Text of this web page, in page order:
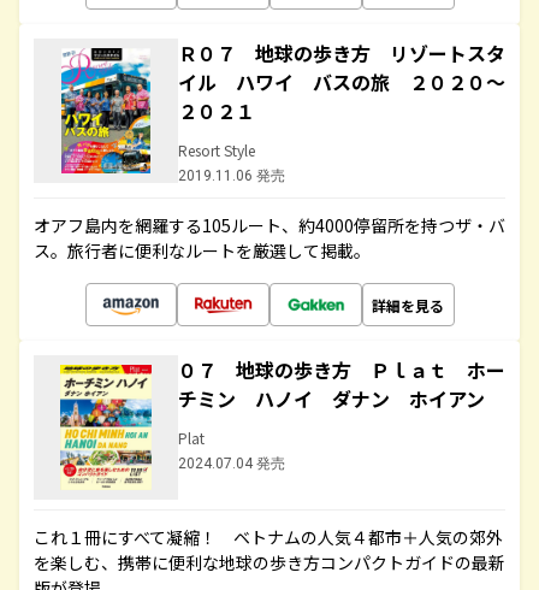
Ｒ０７ 地球の歩き方 リゾートスタ
イル ハワイ バスの旅 ２０２０～
２０２１
Resort Style
2019.11.06 発売
オアフ島内を網羅する105ルート、約4000停留所を持つザ・バ
ス。旅行者に便利なルートを厳選して掲載。
詳細を見る
０７ 地球の歩き方 Ｐｌａｔ ホー
チミン ハノイ ダナン ホイアン
Plat
2024.07.04 発売
これ１冊にすべて凝縮！ ベトナムの人気４都市＋人気の郊外
を楽しむ、携帯に便利な地球の歩き方コンパクトガイドの最新